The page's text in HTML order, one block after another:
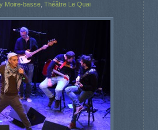
Moire-basse Théâtre Le Quai